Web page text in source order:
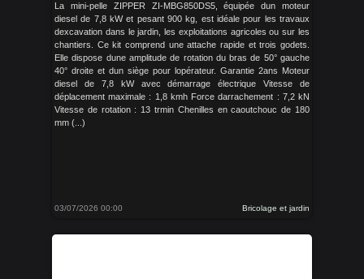
La mini-pelle ZIPPER ZI-MBG850DS5, équipée dun moteur
diesel de 7,8 kW et pesant 900 kg, est idéale pour les travaux
dexcavation dans le jardin, les exploitations agricoles ou sur les
chantiers. Ce kit comprend une attache rapide et trois godets.
Elle dispose dune amplitude de rotation du bras de 50° gauche
40° droite et dun siège pour lopérateur. Garantie 2ans Moteur
diesel de 7,8 kW avec démarrage électrique Vitesse de
déplacement maximale : 1,8 kmh Force darrachement : 7,2 kN
Vitesse de rotation : 13 trmin Chenilles en caoutchouc de 180
mm (...)
03/07/2026 00:00 Bricolage et jardin